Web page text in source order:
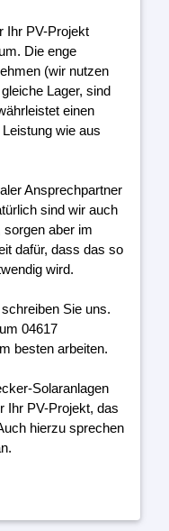
Ihr PV-Projekt
Die enge
(wir nutzen
Lager, sind
einen
wie aus
Ansprechpartner
sind wir auch
sorgen aber im
dafür, dass das so
wird.
Sie uns.
04617
besten arbeiten.
Solaranlagen
Ihr PV-Projekt, das
hierzu sprechen